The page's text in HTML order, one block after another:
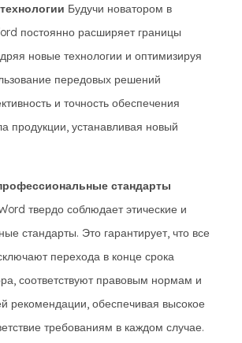
Будучи новатором в
постоянно расширяет границы
новые технологии и оптимизируя
передовых решений
и точность обеспечения
продукции, устанавливая новый
стандарты
твердо соблюдает этические и
стандарты. Это гарантирует, что все
перехода в конце срока
соответствуют правовым нормам и
рекомендации, обеспечивая высокое
требованиям в каждом случае.